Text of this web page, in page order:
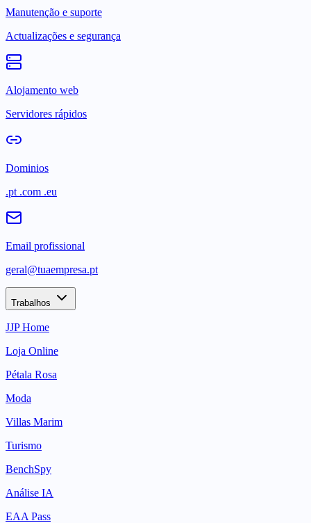
Manutenção e suporte
Actualizações e segurança
Alojamento web
Servidores rápidos
Dominios
.pt .com .eu
Email profissional
geral@tuaempresa.pt
Trabalhos
JJP Home
Loja Online
Pétala Rosa
Moda
Villas Marim
Turismo
BenchSpy
Análise IA
EAA Pass